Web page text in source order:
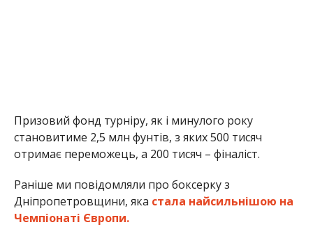
Призовий фонд турніру, як і минулого року
становитиме 2,5 млн фунтів, з яких 500 тисяч
отримає переможець, а 200 тисяч – фіналіст.
Раніше ми повідомляли про боксерку з
Дніпропетровщини, яка стала найсильнішою на
Чемпіонаті Європи.